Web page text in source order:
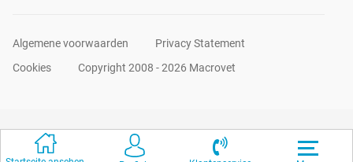
Algemene voorwaarden
Privacy Statement
Cookies
Copyright 2008 - 2026 Macrovet